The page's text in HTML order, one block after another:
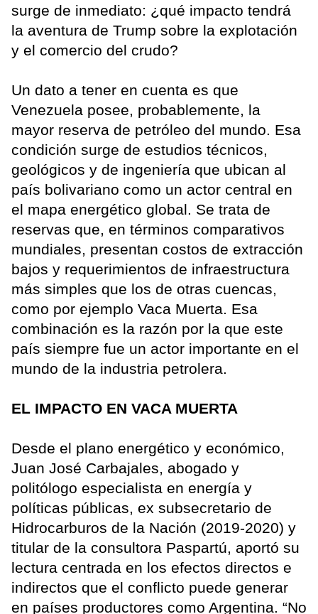
surge de inmediato: ¿qué impacto tendrá
la aventura de Trump sobre la explotación
y el comercio del crudo?
Un dato a tener en cuenta es que
Venezuela posee, probablemente, la
mayor reserva de petróleo del mundo. Esa
condición surge de estudios técnicos,
geológicos y de ingeniería que ubican al
país bolivariano como un actor central en
el mapa energético global. Se trata de
reservas que, en términos comparativos
mundiales, presentan costos de extracción
bajos y requerimientos de infraestructura
más simples que los de otras cuencas,
como por ejemplo Vaca Muerta. Esa
combinación es la razón por la que este
país siempre fue un actor importante en el
mundo de la industria petrolera.
EL IMPACTO EN VACA MUERTA
Desde el plano energético y económico,
Juan José Carbajales, abogado y
politólogo especialista en energía y
políticas públicas, ex subsecretario de
Hidrocarburos de la Nación (2019‑2020) y
titular de la consultora Paspartú, aportó su
lectura centrada en los efectos directos e
indirectos que el conflicto puede generar
en países productores como Argentina. “No